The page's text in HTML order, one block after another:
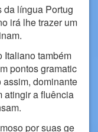
da língua Portug
irá lhe trazer um
Italiano também
pontos gramatic
assim, dominante
atingir a fluência
por suas ge